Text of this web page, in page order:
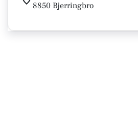
8850 Bjerringbro